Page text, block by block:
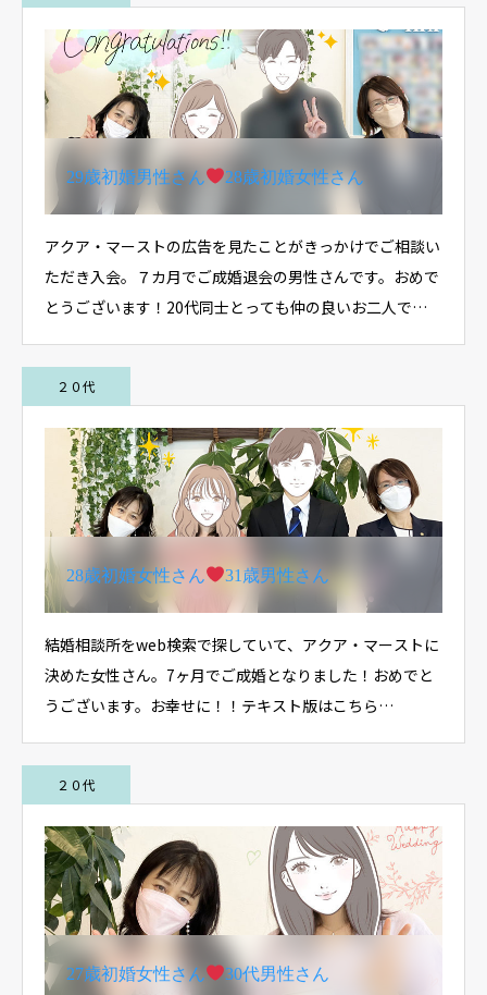
29歳初婚男性さん 28歳初婚女性さん
アクア・マーストの広告を見たことがきっかけでご相談い
ただき入会。７カ月でご成婚退会の男性さんです。おめで
とうございます！20代同士とっても仲の良いお二人で…
２０代
28歳初婚女性さん 31歳男性さん
結婚相談所をweb検索で探していて、アクア・マーストに
決めた女性さん。7ヶ月でご成婚となりました！おめでと
うございます。お幸せに！！テキスト版はこちら…
２０代
27歳初婚女性さん 30代男性さん